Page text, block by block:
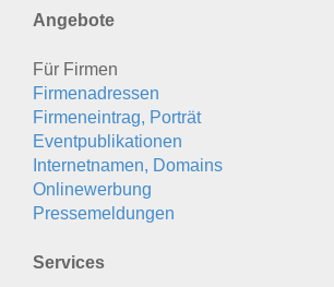
Angebote
Für Firmen
Firmenadressen
Firmeneintrag, Porträt
Eventpublikationen
Internetnamen, Domains
Onlinewerbung
Pressemeldungen
Services